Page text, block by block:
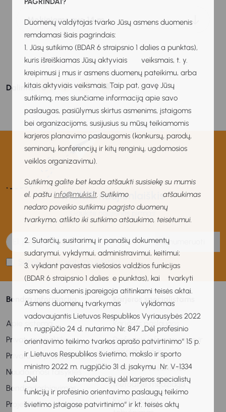
Duomenų valdytojas tvarko Jūsų asmens duomenis
remdamasi šiais pagrindais:
1. Jūsų sutikimo (BDAR 6 straipsnio 1 dalies a punktas),
kuris išreiškiamas Jūsų aktyviais veiksmais, t. y.
kreipimusi į mus ir asmens duomenų pateikimu, arba
kitais aktyviais veiksmais. Taip pat, gavę Jūsų
sutikimą, mes siunčiame informaciją apie savo
paslaugas, pasiūlymus skirtus asmenims, įstaigoms
bei organizacijoms, susijusius su mūsų teikiamomis
karjeros planavimo paslaugomis (konkursų, parodų,
seminarų, konferencijų ir kitų renginių, ugdomosios
veiklos organizavimu).
Sutikimą galite bet kada atšaukti susisiekę su mumis
el. paštu info@mukis.lt. Sutikimo atšaukimas
nedaro poveikio sutikimu pagrįsto duomenų
tvarkymo, atlikto iki sutikimo atšaukimo, teisėtumui.
2. Sutarčių, susitarimų ir panašių dokumentų
sudarymui, vykdymui, administravimui, keitimui;
3. vykdant pavestas viešosios valdžios funkcijas
(BDAR 6 straipsnio 1 dalies e punktas), kai tvarkyti
asmens duomenis įpareigoja atitinkami teisės aktai.
Asmens duomenų tvarkymas vykdomas
vadovaujantis Lietuvos Respublikos Vyriausybės 2022
m. rugpjūčio 24 d. nutarimo Nr. 847 „Dėl profesinio
orientavimo teikimo tvarkos aprašo patvirtinimo“ 15 p.
ir Lietuvos Respublikos švietimo, mokslo ir sporto
ministro 2022 m. rugpjūčio 31 d. įsakymu Nr. V-1334
„Dėl rekomendacijų dėl karjeros specialistų
funkcijų ir profesinio orientavimo paslaugų teikimo
švietimo įstaigose patvirtinimo“ ir kt. teisės aktų
Mokiniams nuo 14 m.
Dalintis:
MUKIS naujienlaiškis
Gaukite naujienas pirmas!
Prenumeruoti
Sutinku su privatumo politika
Bendra informacija
Apie sistemą
Privatumo politika
Privatumo pranešimas
Naudojimosi taisyklės
Bendradarbiavimas
Projektai
Karjeros specialistams
Karjeros paslaugos
Profesinis informavimas ir
konsultavimas
Profesinis veiklinimas
Metodinė medžiaga
Kvalifikacijos